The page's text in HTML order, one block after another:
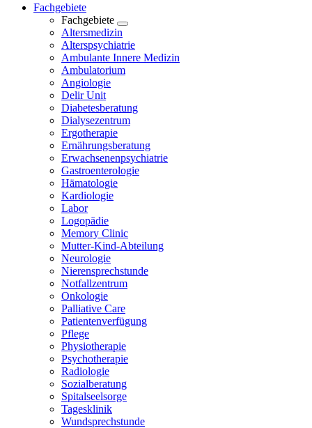
Fachgebiete
Fachgebiete
Altersmedizin
Alterspsychiatrie
Ambulante Innere Medizin
Ambulatorium
Angiologie
Delir Unit
Diabetesberatung
Dialysezentrum
Ergotherapie
Ernährungsberatung
Erwachsenenpsychiatrie
Gastroenterologie
Hämatologie
Kardiologie
Labor
Logopädie
Memory Clinic
Mutter-Kind-Abteilung
Neurologie
Nierensprechstunde
Notfallzentrum
Onkologie
Palliative Care
Patientenverfügung
Pflege
Physiotherapie
Psychotherapie
Radiologie
Sozialberatung
Spitalseelsorge
Tagesklinik
Wundsprechstunde